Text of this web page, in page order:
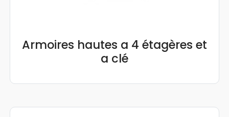
Armoires hautes a 4 étagères et
a clé